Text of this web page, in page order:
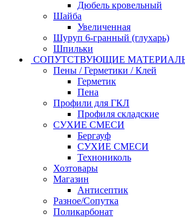
Дюбель кровельный
Шайба
Увеличенная
Шуруп 6-гранный (глухарь)
Шпильки
СОПУТСТВУЮЩИЕ
Пены / Герметики / Клей
Герметик
Пена
Профили для ГКЛ
Профиля складские
СУХИЕ СМЕСИ
Бергауф
СУХИЕ СМЕСИ
Технониколь
Хозтовары
Магазин
Антисептик
Разное/Сопутка
Поликарбонат